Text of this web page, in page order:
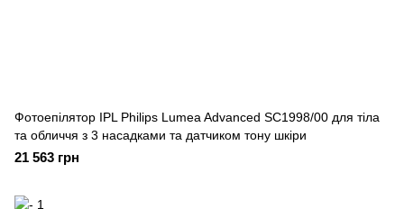
Фотоепілятор IPL Philips Lumea Advanced SC1998/00 для тіла
та обличчя з 3 насадками та датчиком тону шкіри
21 563 грн